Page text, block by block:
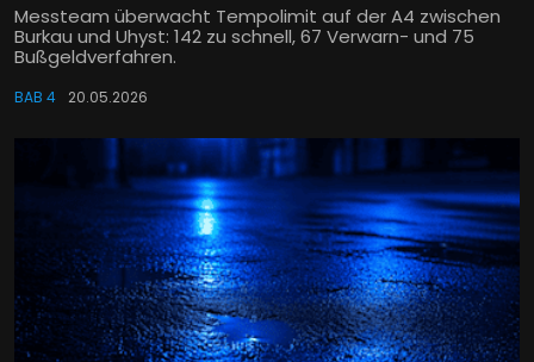
Messteam überwacht Tempolimit auf der A4 zwischen
Burkau und Uhyst: 142 zu schnell, 67 Verwarn- und 75
Bußgeldverfahren.
BAB 4 20.05.2026